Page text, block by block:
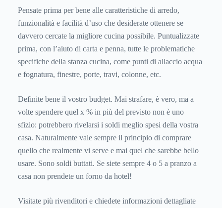
Pensate prima per bene alle caratteristiche di arredo,
funzionalità e facilità d’uso che desiderate ottenere se
davvero cercate la migliore cucina possibile. Puntualizzate
prima, con l’aiuto di carta e penna, tutte le problematiche
specifiche della stanza cucina, come punti di allaccio acqua
e fognatura, finestre, porte, travi, colonne, etc.
Definite bene il vostro budget. Mai strafare, è vero, ma a
volte spendere quel x % in più del previsto non è uno
sfizio: potrebbero rivelarsi i soldi meglio spesi della vostra
casa. Naturalmente vale sempre il principio di comprare
quello che realmente vi serve e mai quel che sarebbe bello
usare. Sono soldi buttati. Se siete sempre 4 o 5 a pranzo a
casa non prendete un forno da hotel!
Visitate più rivenditori e chiedete informazioni dettagliate